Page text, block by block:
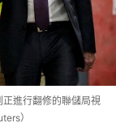
進行翻修的聯儲局視
）